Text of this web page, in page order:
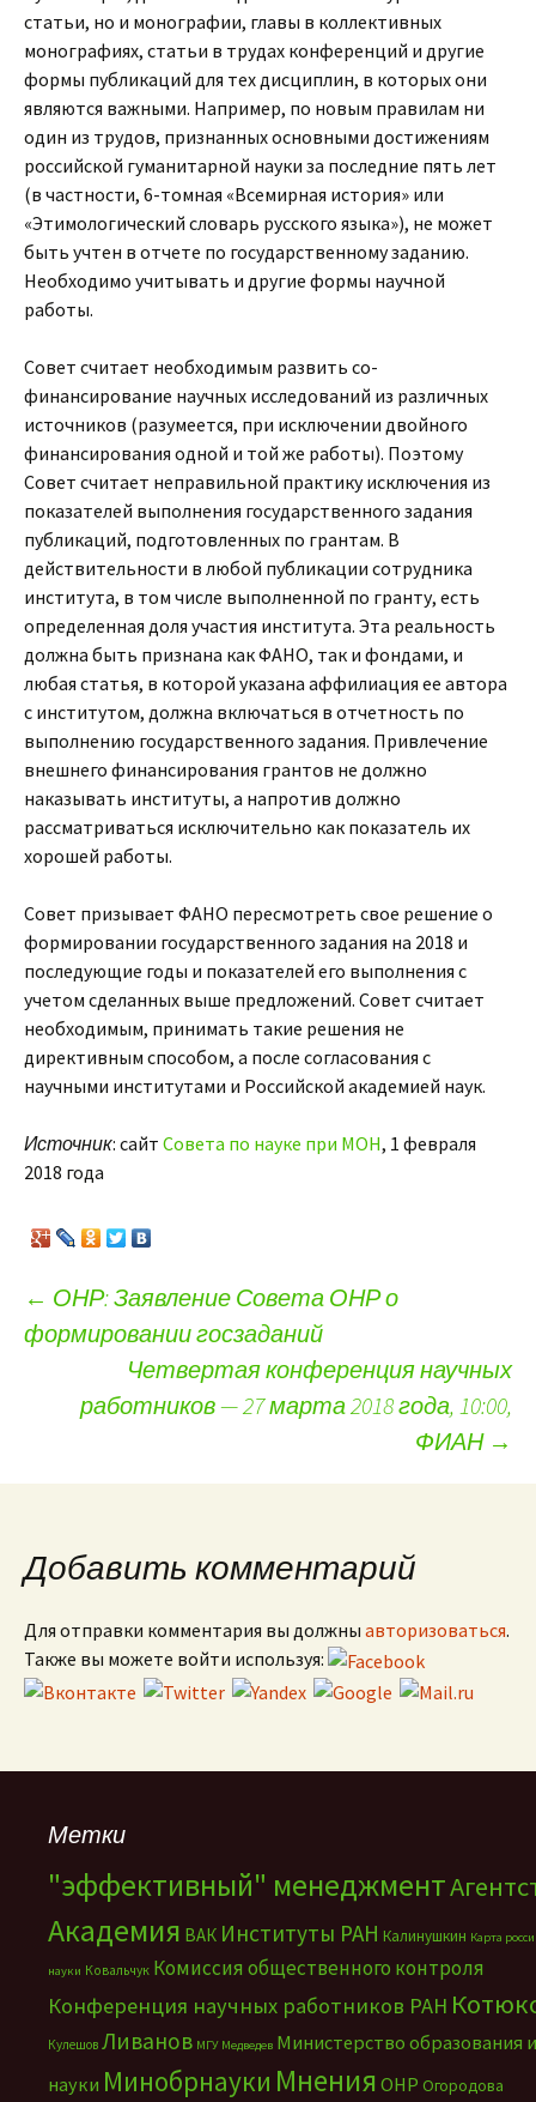
статьи, но и монографии, главы в коллективных
монографиях, статьи в трудах конференций и другие
формы публикаций для тех дисциплин, в которых они
являются важными. Например, по новым правилам ни
один из трудов, признанных основными достижениям
российской гуманитарной науки за последние пять лет
(в частности, 6-томная «Всемирная история» или
«Этимологический словарь русского языка»), не может
быть учтен в отчете по государственному заданию.
Необходимо учитывать и другие формы научной
работы.
Совет считает необходимым развить со-
финансирование научных исследований из различных
источников (разумеется, при исключении двойного
финансирования одной и той же работы). Поэтому
Совет считает неправильной практику исключения из
показателей выполнения государственного задания
публикаций, подготовленных по грантам. В
действительности в любой публикации сотрудника
института, в том числе выполненной по гранту, есть
определенная доля участия института. Эта реальность
должна быть признана как ФАНО, так и фондами, и
любая статья, в которой указана аффилиация ее автора
с институтом, должна включаться в отчетность по
выполнению государственного задания. Привлечение
внешнего финансирования грантов не должно
наказывать институты, а напротив должно
рассматриваться исключительно как показатель их
хорошей работы.
Совет призывает ФАНО пересмотреть свое решение о
формировании государственного задания на 2018 и
последующие годы и показателей его выполнения с
учетом сделанных выше предложений. Совет считает
необходимым, принимать такие решения не
директивным способом, а после согласования с
научными институтами и Российской академией наук.
Источник: сайт Совета по науке при МОН, 1 февраля
2018 года
Навигация по записям
← ОНР: Заявление Совета ОНР о
формировании госзаданий
Четвертая конференция научных
работников — 27 марта 2018 года, 10:00,
ФИАН →
Добавить комментарий
Для отправки комментария вы должны авторизоваться.
Также вы можете войти используя:
Метки
"эффективный" менеджмент
Академия ВАК Институты РАН Калинушкин Карта
науки Ковальчук Комиссия общественного контроля
Конференция научных работников РАН
Кулешов Ливанов МГУ Медведев Министерство образования и
науки Минобрнауки Мнения ОНР Огородова